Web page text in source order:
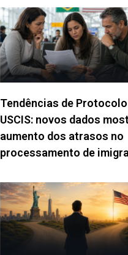
Tendências de
USCIS: novos dados
aumento dos atrasos no
processamento de